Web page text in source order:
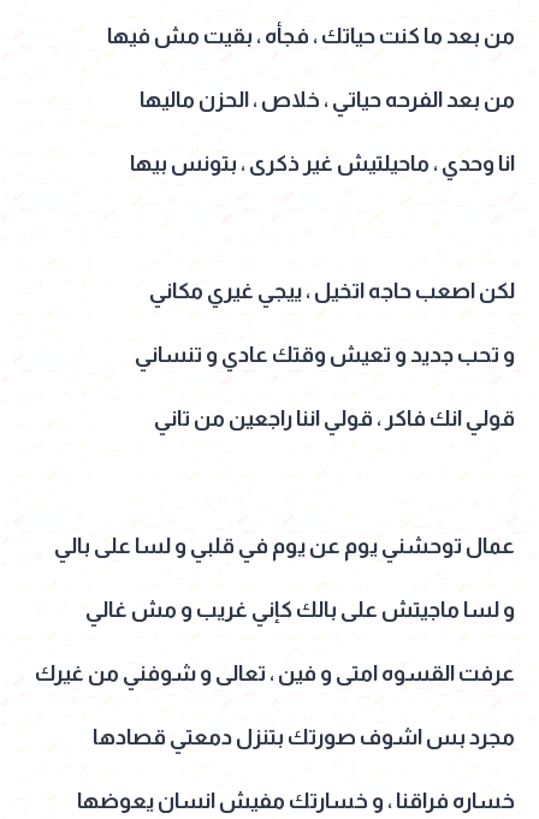
من بعد ما كنت حياتك ، فجأه ، بقيت مش فيها
من بعد الفرحه حياتي ، خلاص ، الحزن ماليها
انا وحدي ، ماحيلتيش غير ذكرى ، بتونس بيها
لكن اصعب حاجه اتخيل ، ييجي غيري مكاني
و تحب جديد و تعيش وقتك عادي و تنساني
قولي انك فاكر ، قولي اننا راجعين من تاني
عمال توحشني يوم عن يوم في قلبي و لسا على بالي
و لسا ماجيتش على بالك كإني غريب و مش غالي
عرفت القسوه امتى و فين ، تعالى و شوفني من غيرك
مجرد بس اشوف صورتك بتنزل دمعتي قصادها
خساره فراقنا ، و خسارتك مفيش انسان يعوضها